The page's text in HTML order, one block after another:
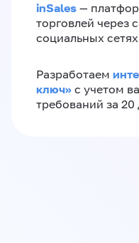
inSales —
торговлей через
социальных
Разработаем
ключ»‎ с учетом
требований за 20